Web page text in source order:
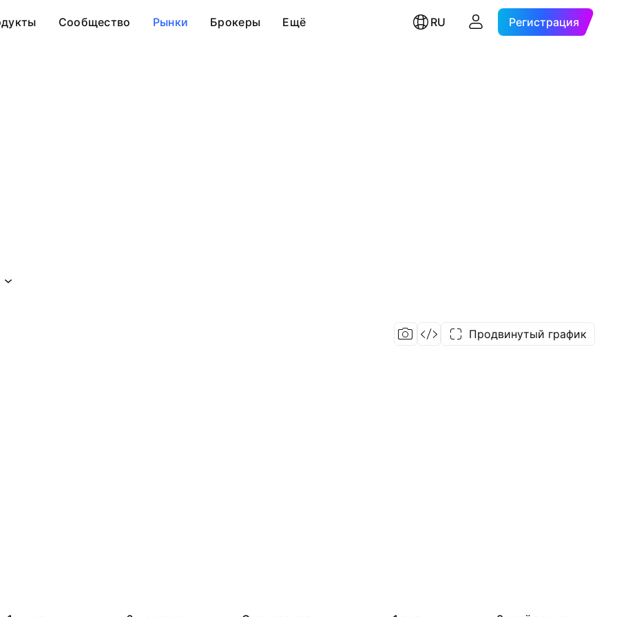
Сообщество Рынки Брокеры Ещё RU Регистрация
Продвинутый график